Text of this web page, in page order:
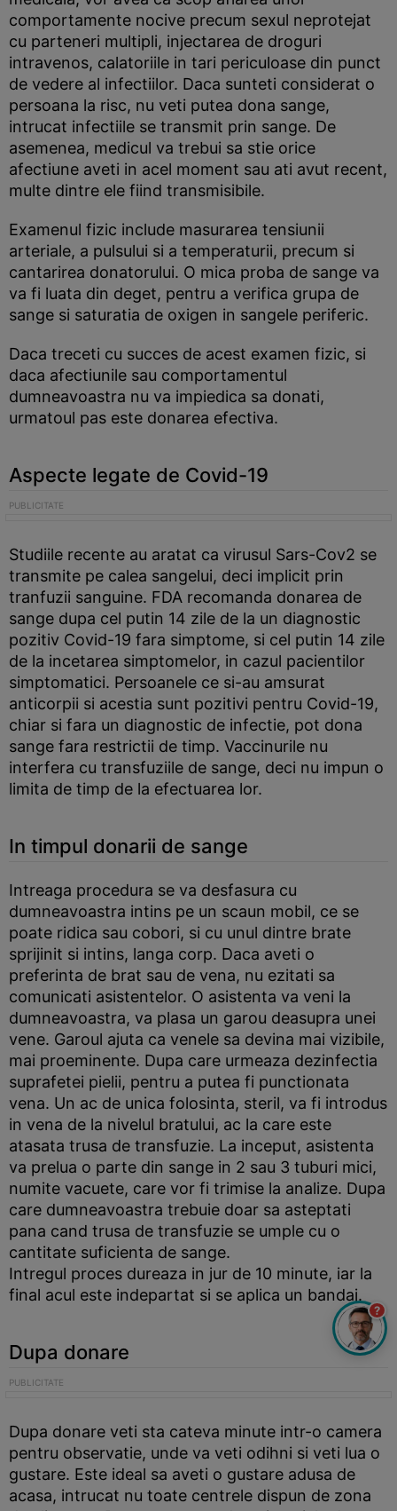
comportamente nocive precum sexul neprotejat
cu parteneri multipli, injectarea de droguri
intravenos, calatoriile in tari periculoase din punct
de vedere al infectiilor. Daca sunteti considerat o
persoana la risc, nu veti putea dona sange,
intrucat infectiile se transmit prin sange. De
asemenea, medicul va trebui sa stie orice
afectiune aveti in acel moment sau ati avut recent,
multe dintre ele fiind transmisibile.
Examenul fizic include masurarea tensiunii
arteriale, a pulsului si a temperaturii, precum si
cantarirea donatorului. O mica proba de sange va
va fi luata din deget, pentru a verifica grupa de
sange si saturatia de oxigen in sangele periferic.
Daca treceti cu succes de acest examen fizic, si
daca afectiunile sau comportamentul
dumneavoastra nu va impiedica sa donati,
urmatoul pas este donarea efectiva.
Aspecte legate de Covid-19
Studiile recente au aratat ca virusul Sars-Cov2 se
transmite pe calea sangelui, deci implicit prin
tranfuzii sanguine. FDA recomanda donarea de
sange dupa cel putin 14 zile de la un diagnostic
pozitiv Covid-19 fara simptome, si cel putin 14 zile
de la incetarea simptomelor, in cazul pacientilor
simptomatici. Persoanele ce si-au amsurat
anticorpii si acestia sunt pozitivi pentru Covid-19,
chiar si fara un diagnostic de infectie, pot dona
sange fara restrictii de timp. Vaccinurile nu
interfera cu transfuziile de sange, deci nu impun o
limita de timp de la efectuarea lor.
In timpul donarii de sange
Intreaga procedura se va desfasura cu
dumneavoastra intins pe un scaun mobil, ce se
poate ridica sau cobori, si cu unul dintre brate
sprijinit si intins, langa corp. Daca aveti o
preferinta de brat sau de vena, nu ezitati sa
comunicati asistentelor. O asistenta va veni la
dumneavoastra, va plasa un garou deasupra unei
vene. Garoul ajuta ca venele sa devina mai vizibile,
mai proeminente. Dupa care urmeaza dezinfectia
suprafetei pielii, pentru a putea fi punctionata
vena. Un ac de unica folosinta, steril, va fi introdus
in vena de la nivelul bratului, ac la care este
atasata trusa de transfuzie. La inceput, asistenta
va prelua o parte din sange in 2 sau 3 tuburi mici,
numite vacuete, care vor fi trimise la analize. Dupa
care dumneavoastra trebuie doar sa asteptati
pana cand trusa de transfuzie se umple cu o
cantitate suficienta de sange.
Intregul proces dureaza in jur de 10 minute, iar la
final acul este indepartat si se aplica un bandaj.
Dupa donare
Dupa donare veti sta cateva minute intr-o camera
pentru observatie, unde va veti odihni si veti lua o
gustare. Este ideal sa aveti o gustare adusa de
acasa, intrucat nu toate centrele dispun de zona
?